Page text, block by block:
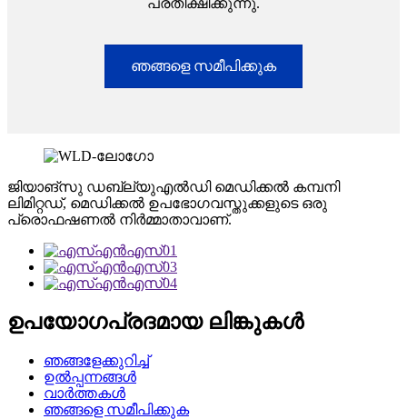
പ്രതീക്ഷിക്കുന്നു.
ഞങ്ങളെ സമീപിക്കുക
ജിയാങ്‌സു ഡബ്ല്യുഎൽഡി മെഡിക്കൽ കമ്പനി
ലിമിറ്റഡ്, മെഡിക്കൽ ഉപഭോഗവസ്തുക്കളുടെ ഒരു
പ്രൊഫഷണൽ നിർമ്മാതാവാണ്.
ഉപയോഗപ്രദമായ ലിങ്കുകൾ
ഞങ്ങളേക്കുറിച്ച്
ഉൽപ്പന്നങ്ങൾ
വാർത്തകൾ
ഞങ്ങളെ സമീപിക്കുക